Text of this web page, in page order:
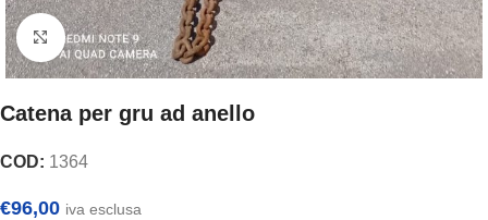
Clicca per ingrandire
Catena per gru ad anello
COD: 1364
€96,00 iva esclusa